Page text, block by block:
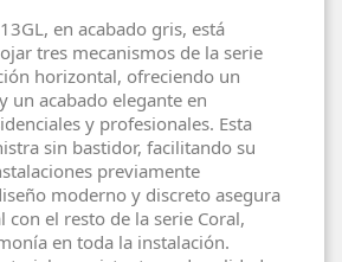
en acabado gris, está
tres mecanismos de la serie
horizontal, ofreciendo un
un acabado elegante en
y profesionales. Esta
sin bastidor, facilitando su
previamente
moderno y discreto asegura
con el resto de la serie Coral,
en toda la instalación.